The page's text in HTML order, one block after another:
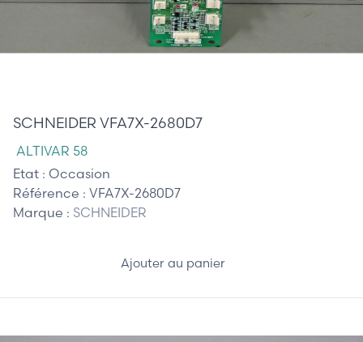
SCHNEIDER VFA7X-2680D7
ALTIVAR 58
Etat : Occasion
Référence : VFA7X-2680D7
Marque : SCHNEIDER
Ajouter au panier